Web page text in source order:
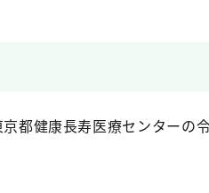
都健康長寿医療センター